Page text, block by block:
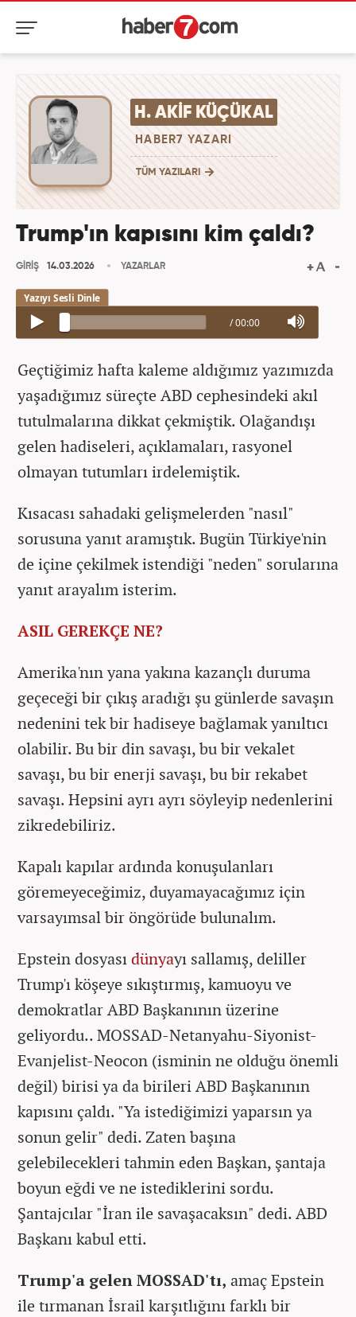
H. AKIF KÜÇÜKAL
HABER7 YAZARI
TÜM YAZILARI
Trump'ın kapısını kim çaldı?
GİRİŞ 14.03.2026 YAZARLAR
/ 00:00
Geçtiğimiz hafta kaleme aldığımız yazımızda
yaşadığımız süreçte ABD cephesindeki akıl
tutulmalarına dikkat çekmiştik. Olağandışı
gelen hadiseleri, açıklamaları, rasyonel
olmayan tutumları irdelemiştik.
Kısacası sahadaki gelişmelerden "nasıl"
sorusuna yanıt aramıştık. Bugün Türkiye'nin
de içine çekilmek istendiği "neden" sorularına
yanıt arayalım isterim.
ASIL GEREKÇE NE?
Amerika'nın yana yakına kazançlı duruma
geçeceği bir çıkış aradığı şu günlerde savaşın
nedenini tek bir hadiseye bağlamak yanıltıcı
olabilir. Bu bir din savaşı, bu bir vekalet
savaşı, bu bir enerji savaşı, bu bir rekabet
savaşı. Hepsini ayrı ayrı söyleyip nedenlerini
zikredebiliriz.
Kapalı kapılar ardında konuşulanları
göremeyeceğimiz, duyamayacağımız için
varsayımsal bir öngörüde bulunalım.
Epstein dosyasıdünyayı sallamış, deliller
Trump'ı köşeye sıkıştırmış, kamuoyu ve
demokratlar ABD Başkanının üzerine
geliyordu.. MOSSAD-Netanyahu-Siyonist-
Evanjelist-Neocon (isminin ne olduğu önemli
değil) birisi ya da birileri ABD Başkanının
kapısını çaldı. "Ya istediğimizi yaparsın ya
sonun gelir" dedi. Zaten başına
gelebilecekleri tahmin eden Başkan, şantaja
boyun eğdi ve ne istediklerini sordu.
Şantajcılar "İran ile savaşacaksın" dedi. ABD
Başkanı kabul etti.
Trump'a gelen MOSSAD'tı, amaç Epstein
ile tırmanan İsrail karşıtlığını farklı bir